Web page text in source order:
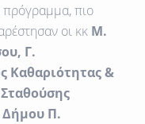
πιο
οι κκ Μ.
Γ.
Καθαριότητας &
Δήμου Π.